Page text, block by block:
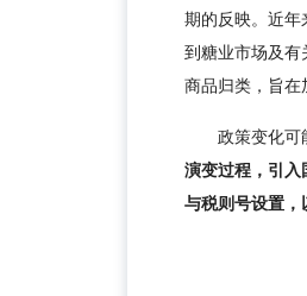
期的反映。近年
到糖业市场及有
商品归类，旨在
政策变化可
演变过程，引入
与税则号设置，